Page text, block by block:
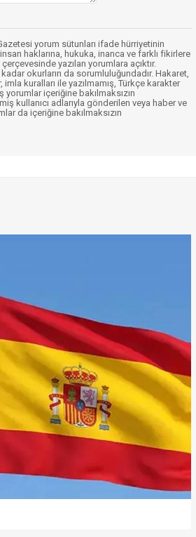
yorum sütunları ifade hürriyetinin
insan haklarına, hukuka, inanca ve farklı fikirlere
yazılan yorumlara açıktır.
okurların da sorumluluğundadır. Hakaret,
kuralları ile yazılmamış, Türkçe karakter
yorumlar içeriğine bakılmaksızın
kullanıcı adlarıyla gönderilen veya haber ve
da içeriğine bakılmaksızın